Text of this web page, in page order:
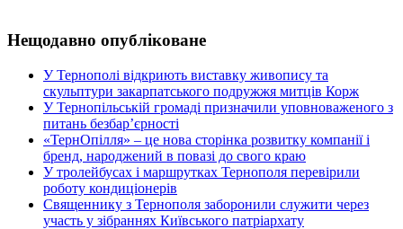
Нещодавно опубліковане
У Тернополі відкриють виставку живопису та
скульптури закарпатського подружжя митців Корж
У Тернопільській громаді призначили уповноваженого з
питань безбар’єрності
«ТернОпілля» – це нова сторінка розвитку компанії і
бренд, народжений в повазі до свого краю
У тролейбусах і маршрутках Тернополя перевірили
роботу кондиціонерів
Священнику з Тернополя заборонили служити через
участь у зібраннях Київського патріархату